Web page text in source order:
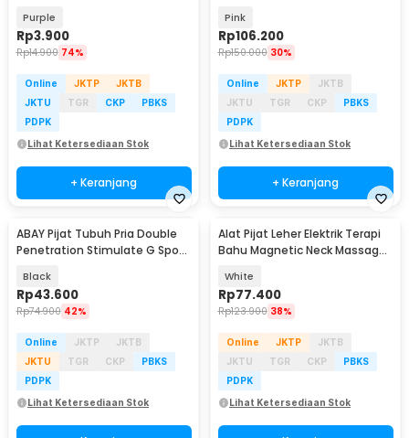
Purple
Rp3.900
Rp14.900 74%
Online JKTP
JKTB
JKTU
TGR CKP
PBKS
PDPK
Lihat Ketersediaan Stok
+ Keranjang
Pink
Rp106.200
Rp150.000 30%
Online JKTP
JKTB
JKTU
TGR CKP
PBKS
PDPK
Lihat Ketersediaan Stok
+ Keranjang
ABAY Pijat Tubuh Pria Double
Penetration Stimulate G Spot
Black
Rp43.600
Rp74.900 42%
Online JKTP
JKTB
JKTU
TGR CKP
PBKS
PDPK
Lihat Ketersediaan Stok
Alat Pijat Leher Elektrik Terapi
Bahu Magnetic Neck Massager
White
Rp77.400
Rp123.900 38%
Online JKTP
JKTB
JKTU
TGR CKP
PBKS
PDPK
Lihat Ketersediaan Stok